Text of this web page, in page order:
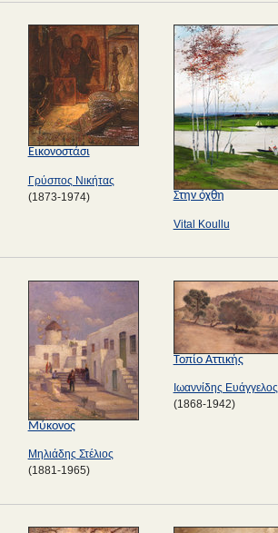
Εικονοστάσι
Γρύσπος Νικήτας
(1873-1974)
Στην όχθη
Vital Koullu
Μύκονος
Μηλιάδης Στέλιος
(1881-1965)
Τοπίο Αττικής
Ιωαννίδης Ευάγγελος
(1868-1942)